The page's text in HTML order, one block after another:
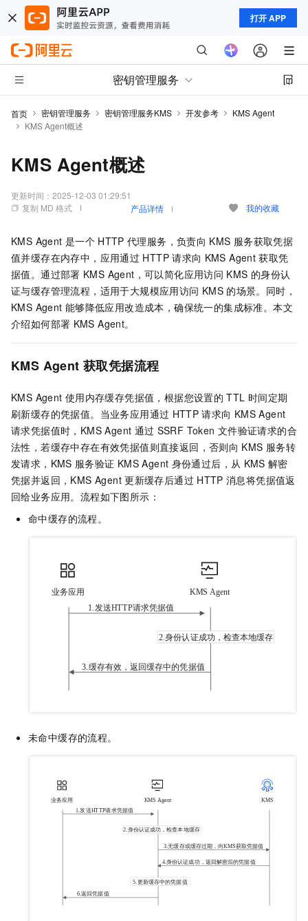
打开 APP
密钥管理服务
首页 密钥管理服务 密钥管理服务KMS 开发参考
KMS Agent
KMS Agent概述
KMS Agent概述
更新时间： 2025-12-03 01:29:51
复制 MD 格式
产品详情 我的收藏
KMS Agent 是一个 HTTP 代理服务，负责向 KMS 服务获取凭据
值并缓存在内存中，应用通过 HTTP 请求向 KMS Agent 获取凭
据值。通过部署 KMS Agent，可以简化应用访问 KMS 的身份认
证与缓存管理流程，适用于大规模应用访问 KMS 的场景。同时，
KMS Agent 能够降低应用改造成本，确保统一的集成标准。本文
介绍如何部署 KMS Agent。
KMS Agent 获取凭据流程
KMS Agent 使用内存缓存凭据值，根据您设置的 TTL 时间定期
刷新缓存的凭据值。当业务应用通过 HTTP 请求向 KMS Agent
请求凭据值时，KMS Agent 通过 SSRF Token 文件验证请求的合
法性，若缓存中存在有效凭据值则直接返回，否则向 KMS 服务转
发请求，KMS 服务验证 KMS Agent 身份通过后，从 KMS 解密
凭据并返回，KMS Agent 更新缓存后通过 HTTP 消息将凭据值返
回给业务应用。流程如下图所示：
命中缓存的流程。
未命中缓存的流程。